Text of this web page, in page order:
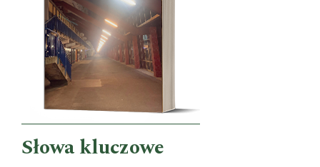
Słowa kluczowe